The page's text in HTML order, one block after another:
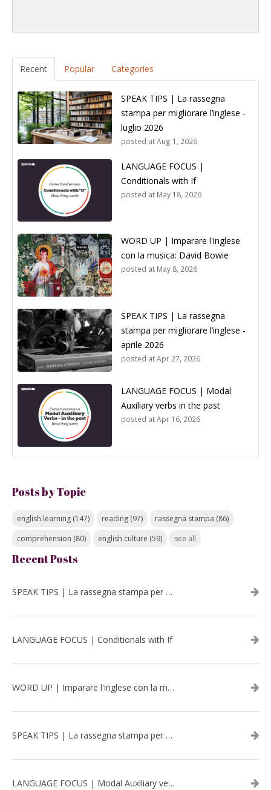
Recent Popular Categories
SPEAK TIPS | La rassegna
stampa per migliorare l’inglese -
luglio 2026
posted atAug 1, 2026
LANGUAGE FOCUS |
Conditionals with If
posted at May 18, 2026
WORD UP | Imparare l'inglese
con la musica: David Bowie
posted at May 8, 2026
SPEAK TIPS | La rassegna
stampa per migliorare l’inglese -
aprile 2026
posted atApr 27, 2026
LANGUAGE FOCUS | Modal
Auxiliary verbs in the past
posted atApr 16, 2026
Posts by Topic
english learning (147) reading (97) rassegna stampa (86)
comprehension (80) english culture (59) see all
Recent Posts
SPEAK TIPS | La rassegna stampa per migliorare l’inglese - luglio 2026
LANGUAGE FOCUS | Conditionals with If
WORD UP | Imparare l'inglese con la musica: David Bowie
SPEAK TIPS | La rassegna stampa per migliorare l’inglese - aprile 2026
LANGUAGE FOCUS | Modal Auxiliary verbs in the past